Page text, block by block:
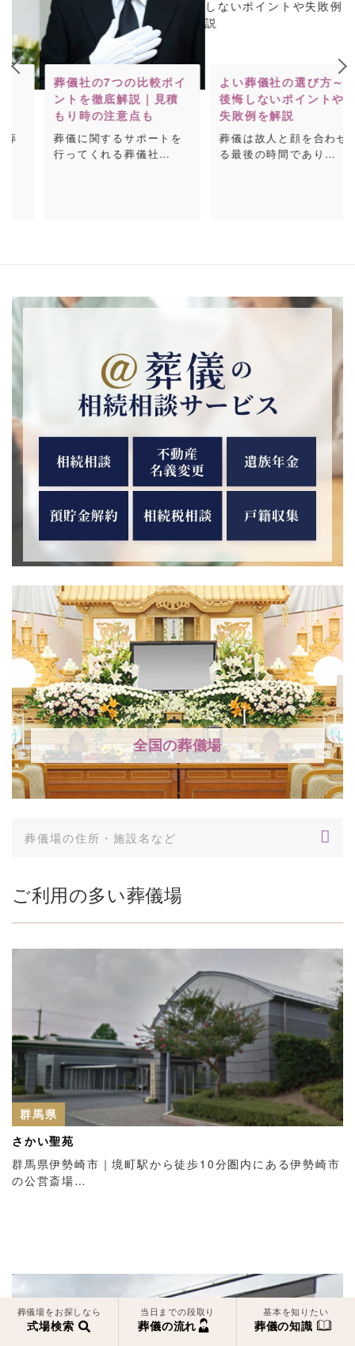
葬儀社の7つの比較ポイ
ントを徹底解説｜見積
もり時の注意点も
葬儀に関するサポートを
行ってくれる葬儀社…
よい葬儀社の選び方～
後悔しないポイントや
失敗例を解説
葬儀は故人と顔を合わせ
る最後の時間であり…
全国の葬儀場
ご利用の多い葬儀場
群馬県
さかい聖苑
群馬県伊勢崎市｜境町駅から徒歩10分圏内にある伊勢崎市
の公営斎場…
葬儀場をお探しなら
式場検索
当日までの段取り
葬儀の流れ
基本を知りたい
葬儀の知識